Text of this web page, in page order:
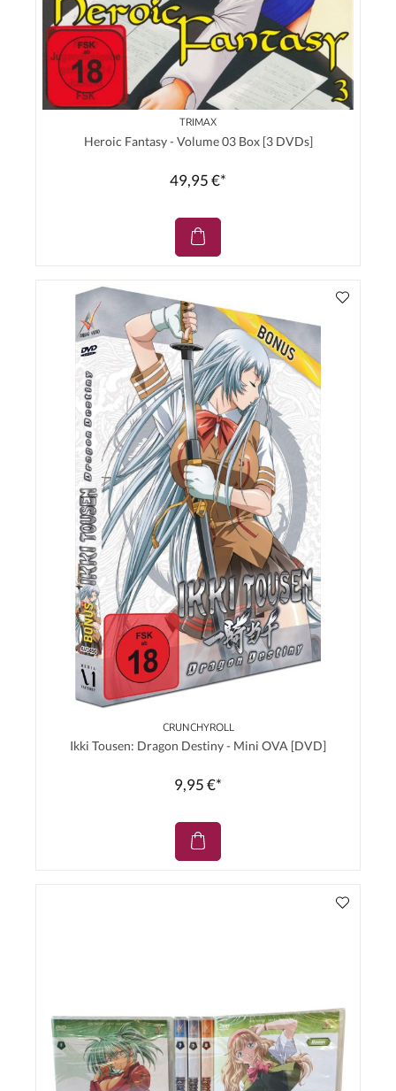
TRIMAX
Heroic Fantasy - Volume 03 Box [3 DVDs]
49,95 €*
CRUNCHYROLL
Ikki Tousen: Dragon Destiny - Mini OVA [DVD]
9,95 €*